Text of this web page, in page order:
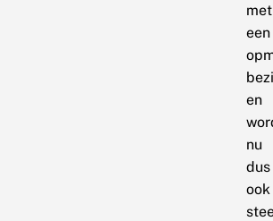
met
een
en
nu
dus
ook